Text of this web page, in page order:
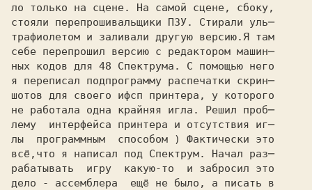
ло только на сцене. На самой сцене, сбоку,
стояли перепрошивальщики ПЗУ. Стирали уль─
трафиолетом и заливали другую версию.Я там
себе перепрошил версию с редактором машин─
ных кодов для 48 Спектрума. С помощью него
я переписал подпрограмму распечатки скрин─
шотов для своего ифсп принтера, у которого
не работала одна крайняя игла. Решил проб─
лему  интерфейса принтера и отсутствия иг─
лы  программным  способом ) Фактически это
всё,что я написал под Спектрум. Начал раз─
рабатывать  игру  какую-то  и забросил это
дело - ассемблера  ещё не было, а писать в